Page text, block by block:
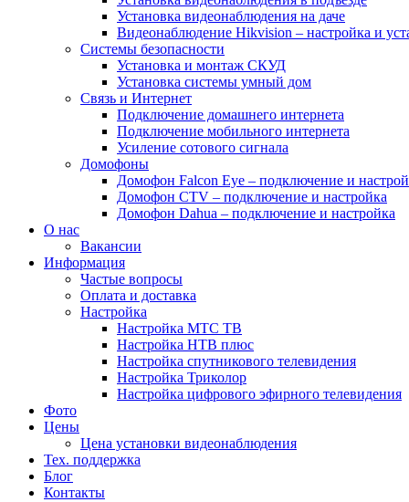
Установка видеонаблюдения на даче
Видеонаблюдение Hikvision – настройка и
Системы безопасности
Установка и монтаж СКУД
Установка системы умный дом
Связь и Интернет
Подключение домашнего интернета
Подключение мобильного интернета
Усиление сотового сигнала
Домофоны
Домофон Falcon Eye – подключение и
Домофон CTV – подключение и настройка
Домофон Dahua – подключение и настройка
О нас
Вакансии
Информация
Частые вопросы
Оплата и доставка
Настройка
Настройка МТС ТВ
Настройка НТВ плюс
Настройка спутникового телевидения
Настройка Триколор
Настройка цифрового эфирного телевидения
Фото
Цены
Цена установки видеонаблюдения
Тех. поддержка
Блог
Контакты